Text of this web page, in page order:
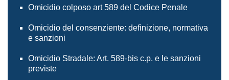
Omicidio colposo art 589 del Codice Penale
Omicidio del consenziente: definizione, normativa
e sanzioni
Omicidio Stradale: Art. 589-bis c.p. e le sanzioni
previste